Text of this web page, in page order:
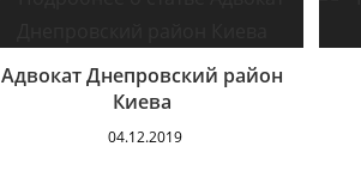
Адвокат Днепровский район
Киева
04.12.2019